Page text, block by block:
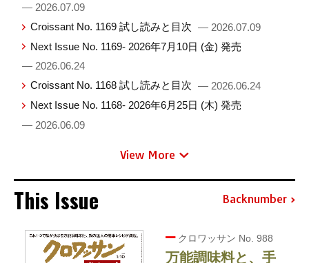
— 2026.07.09
Croissant No. 1169 試し読みと目次 — 2026.07.09
Next Issue No. 1169- 2026年7月10日 (金) 発売
— 2026.06.24
Croissant No. 1168 試し読みと目次 — 2026.06.24
Next Issue No. 1168- 2026年6月25日 (木) 発売
— 2026.06.09
View More
This Issue Backnumber
クロワッサン No. 988
万能調味料と、手